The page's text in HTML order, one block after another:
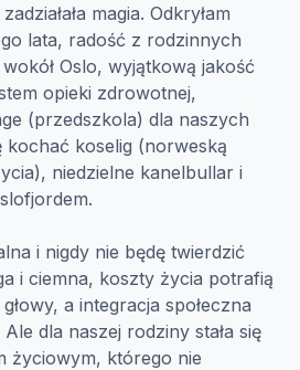
magia. Odkryłam
lata, radość z rodzinnych
Oslo, wyjątkową jakość
opieki zdrowotnej,
(przedszkola) dla naszych
kochać koselig (norweską
niedzielne kanelbullar i
i nigdy nie będę twierdzić
i ciemna, koszty życia potrafią
a integracja społeczna
dla naszej rodziny stała się
życiowym, którego nie